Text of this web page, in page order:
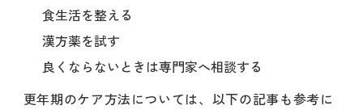
食生活を整える
漢方薬を試す
良くならないときは専門家へ相談する
更年期のケア方法については、以下の記事も参考に